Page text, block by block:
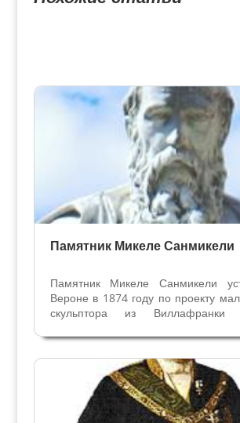
Верона
Веронцы
Памятник Микеле Санмикели
Памятник Микеле Санмикели
Вероне в 1874 году по проекту
скульптора из Виллафранки
Академии Изящных Искусств им.
Вероне, потом в Академии
архитектору...
Скрытая Верона
Улицы и площади